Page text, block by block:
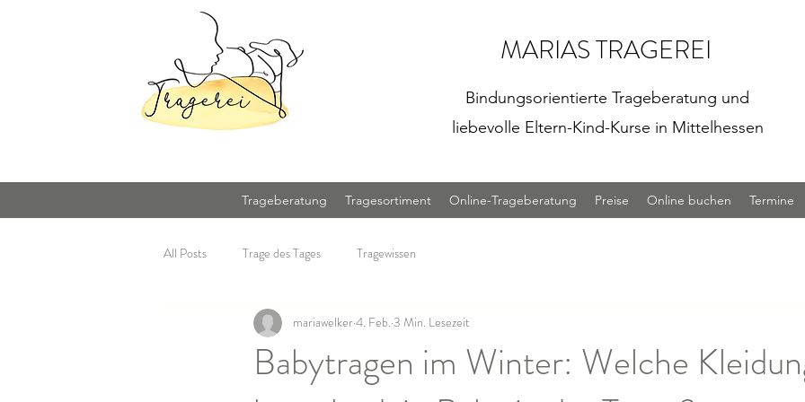
MARIAS TRAGEREI
Bindungsorientierte Trageberatung und
liebevolle Eltern-Kind-Kurse in Mittelhessen
Trageberatung Tragesortiment Online-Trageberatung Preise Online buchen Termine
All Posts Trage des Tages Tragewissen
Babytragen im Winter: Welche
mariawelker4. Feb. 3 Min. Lesezeit